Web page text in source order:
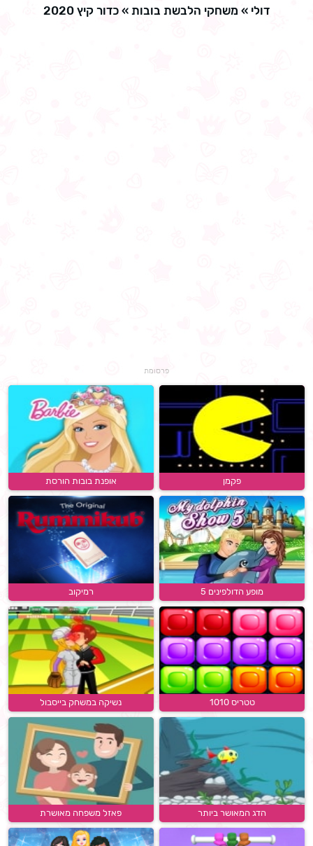
דולי » משחקי הלבשת בובות » כדור קיץ 2020
פרסומת
פקמן אופנת בובות הורסת
מופע הדולפינים 5 רמיקוב
טטריס 1010 נשיקה במשחק בייסבול
הדג המאושר ביותר פאזל משפחה מאושרת